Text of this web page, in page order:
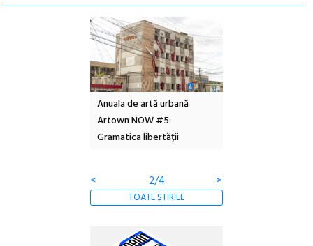
Festivalul Cinemascop
revine la Eforie Sud cu a IX-a
ediție
<
3/4 >
TOATE ȘTIRILE